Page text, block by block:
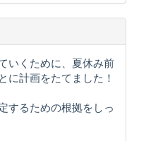
いくために、夏休み前
に計画をたてました！
するための根拠をしっ